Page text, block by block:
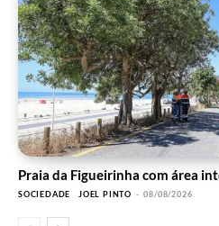
Praia da Figueirinha com área
SOCIEDADE JOEL PINTO - 08/08/2026